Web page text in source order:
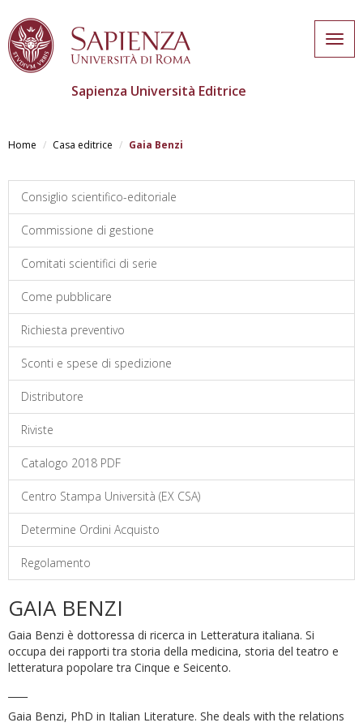
main
Sapienza Università Editrice
Home Casa editrice Gaia Benzi
Consiglio scientifico-editoriale
Commissione di gestione
Comitati scientifici di serie
Come pubblicare
Richiesta preventivo
Sconti e spese di spedizione
Distributore
Riviste
Catalogo 2018 PDF
Centro Stampa Università (EX CSA)
Determine Ordini Acquisto
Regolamento
GAIA BENZI
Gaia Benzi è dottoressa di ricerca in Letteratura italiana. Si
occupa dei rapporti tra storia della medicina, storia del teatro e
letteratura popolare tra Cinque e Seicento.
Gaia Benzi, PhD in Italian Literature. She deals with the relations